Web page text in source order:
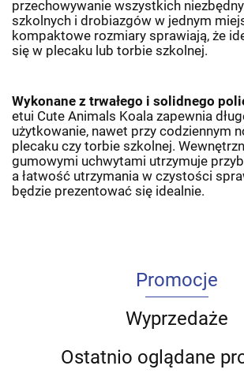
przechowywanie wszystkich
szkolnych i drobiazgów w jednym
kompaktowe rozmiary sprawiają, że
się w plecaku lub torbie szkolnej.
Wykonane z trwałego i solidnego
etui Cute Animals Koala zapewnia
użytkowanie, nawet przy codziennym
plecaku czy torbie szkolnej.
gumowymi uchwytami utrzymuje
a łatwość utrzymania w czystości
będzie prezentować się idealnie.
Promocje
Wyprzedaże
Ostatnio oglądane